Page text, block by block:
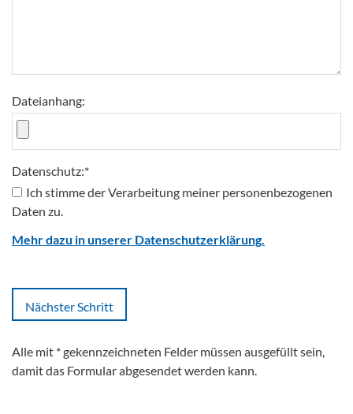
Dateianhang:
Datenschutz:*
Ich stimme der Verarbeitung meiner personenbezogenen
Daten zu.
Mehr dazu in unserer Datenschutzerklärung.
Alle mit *gekennzeichneten Felder müssen ausgefüllt sein,
damit das Formular abgesendet werden kann.